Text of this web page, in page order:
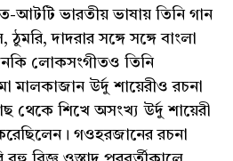
আটটি ভারতীয় ভাষায় তিনি গান
দাদরার সঙ্গে সঙ্গে বাংলা
লোকসংগীতও তিনি
মালকাজান উর্দু শায়েরীও রচনা
থেকে শিখে অসংখ্য উর্দু শায়েরী
গওহরজানের রচনা